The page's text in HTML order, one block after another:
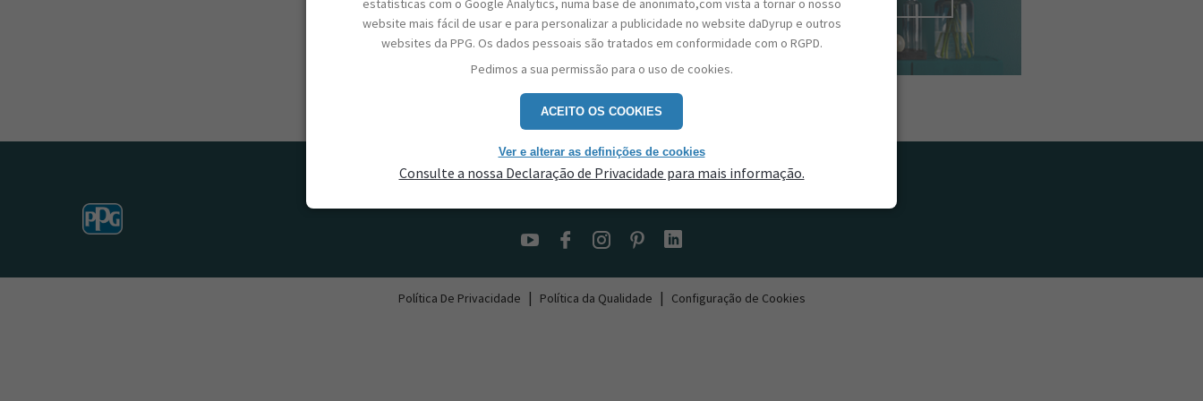
Política De Privacidade | Política da Qualidade | Configuração de Cookies
estatísticas com o Google Analytics, numa base de anonimato,com vista a tornar o nosso
website mais fácil de usar e para personalizar a publicidade no website daDyrup e outros
websites da PPG. Os dados pessoais são tratados em conformidade com o RGPD.
Pedimos a sua permissão para o uso de cookies.
ACEITO OS COOKIES
Ver e alterar as definições de cookies
Consulte a nossa Declaração de Privacidade para mais informação.